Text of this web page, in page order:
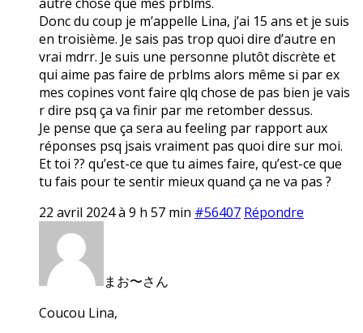
Donc du coup je m’appelle Lina, j’ai 15 ans et je suis
en troisième. Je sais pas trop quoi dire d’autre en
vrai mdrr. Je suis une personne plutôt discrète et
qui aime pas faire de prblms alors même si par ex
mes copines vont faire qlq chose de pas bien je vais
r dire psq ça va finir par me retomber dessus.
Je pense que ça sera au feeling par rapport aux
réponses psq jsais vraiment pas quoi dire sur moi.
Et toi ?? qu’est-ce que tu aimes faire, qu’est-ce que
tu fais pour te sentir mieux quand ça ne va pas ?
22 avril 2024 à 9 h 57 min #56407 Répondre
まお〜さん
Coucou Lina,